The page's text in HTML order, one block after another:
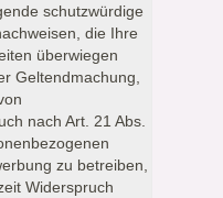
schutzwürdige
die Ihre
überwiegen
Geltendmachung,
nach Art. 21 Abs.
zu betreiben,
Widerspruch